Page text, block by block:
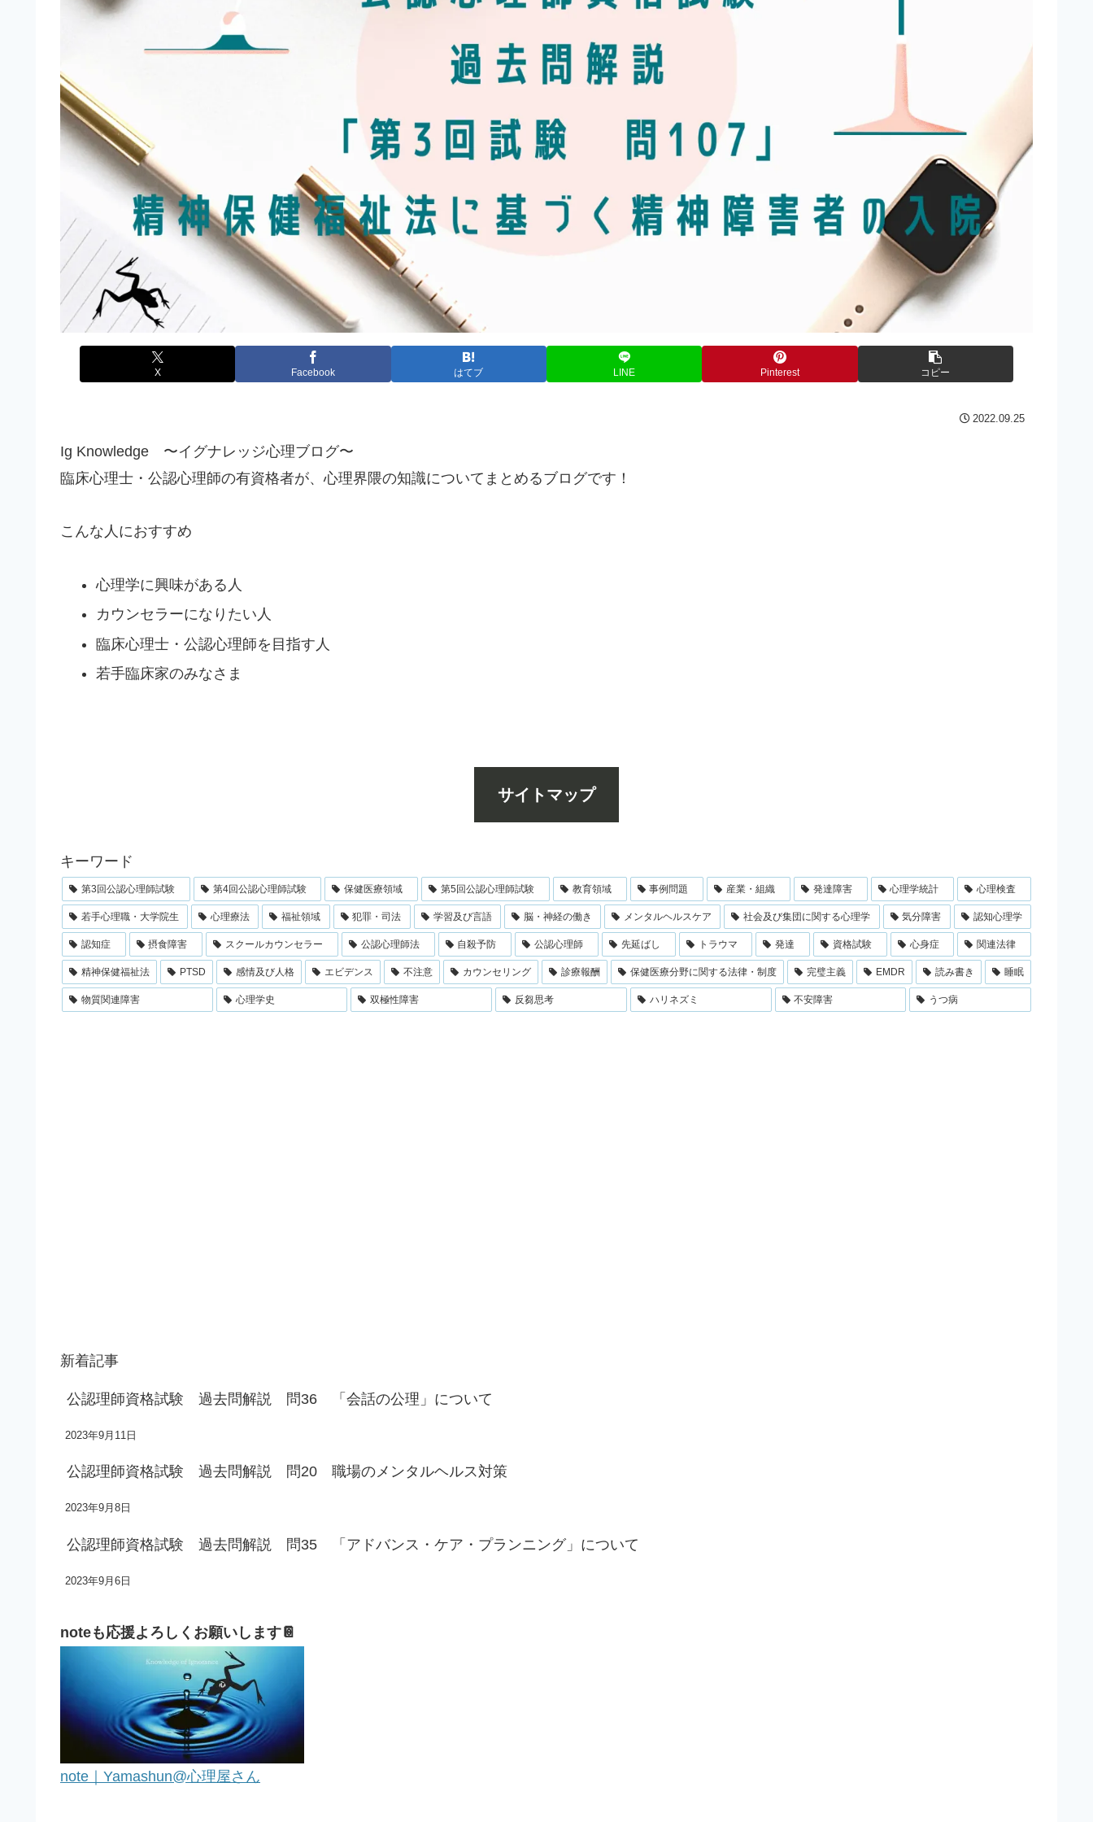
X Facebook はてブ LINE Pinterest コピー
2022.09.25
Ig Knowledge 〜イグナレッジ心理ブログ〜
臨床心理士・公認心理師の有資格者が、心理界隈の知識についてまとめるブログです！
こんな人におすすめ
心理学に興味がある人
カウンセラーになりたい人
臨床心理士・公認心理師を目指す人
若手臨床家のみなさま
サイトマップ
キーワード
第3回公認心理師試験 第4回公認心理師試験 保健医療領域 第5回公認心理師試験 教育領域 事例問題 産業・組織 発達障害 心理学統計 心理検査
若手心理職・大学院生 心理療法 福祉領域 犯罪・司法 学習及び言語 脳・神経の働き メンタルヘルスケア 社会及び集団に関する心理学 気分障害 認知心理学
認知症 摂食障害 スクールカウンセラー 公認心理師法 自殺予防 公認心理師 先延ばし トラウマ 発達 資格試験 心身症 関連法律
精神保健福祉法 PTSD 感情及び人格 エビデンス 不注意 カウンセリング 診療報酬 保健医療分野に関する法律・制度 完璧主義 EMDR 読み書き 睡眠
物質関連障害 心理学史 双極性障害 反芻思考 ハリネズミ 不安障害 うつ病
新着記事
公認理師資格試験 過去問解説 問36 「会話の公理」について
2023年9月11日
公認理師資格試験 過去問解説 問20 職場のメンタルヘルス対策
2023年9月8日
公認理師資格試験 過去問解説 問35 「アドバンス・ケア・プランニング」について
2023年9月6日
noteも応援よろしくお願いします📔
note｜Yamashun@心理屋さん